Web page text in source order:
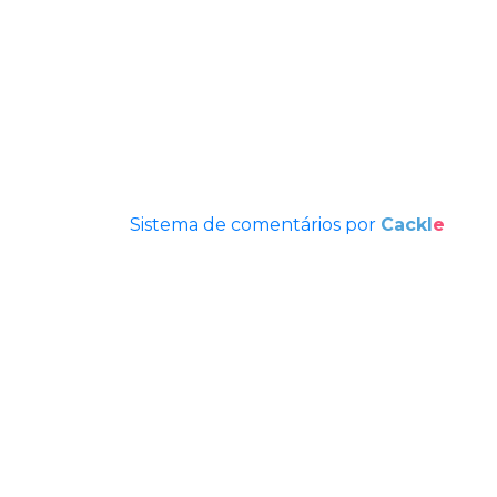
Sistema de comentários por Cackl e